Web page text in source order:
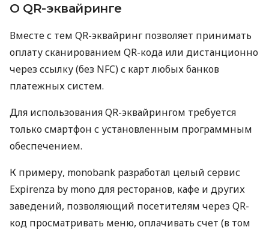
О QR-эквайринге
Вместе с тем QR-эквайринг позволяет принимать
оплату сканированием QR-кода или дистанционно
через ссылку (без NFC) с карт любых банков
платежных систем.
Для использования QR-эквайрингом требуется
только смартфон с установленным программным
обеспечением.
К примеру, monobank разработал целый сервис
Expirenza by mono для ресторанов, кафе и других
заведений, позволяющий посетителям через QR-
код просматривать меню, оплачивать счет (в том